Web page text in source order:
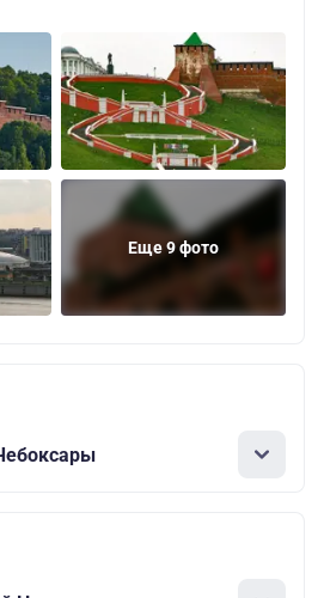
Еще 9 фото